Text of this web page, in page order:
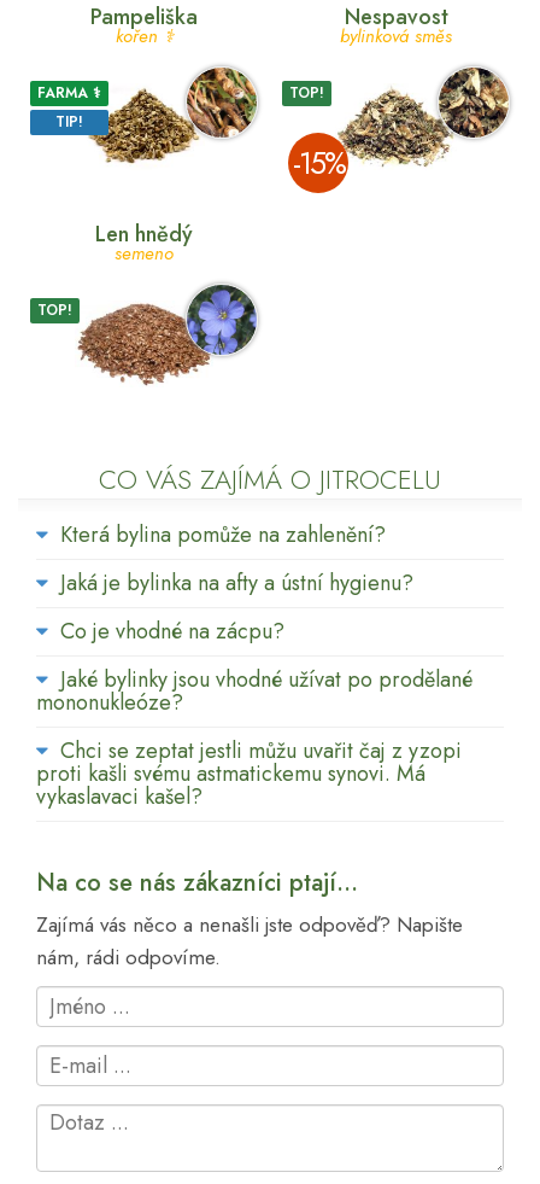
Pampeliška
kořen ⚕
FARMA ⚕
TIP!
Nespavost
bylinková směs
TOP!
­-15%
Len hnědý
semeno
TOP!
CO VÁS ZAJÍMÁ O JITROCELU
Která bylina pomůže na zahlenění?
Jaká je bylinka na afty a ústní hygienu?
Co je vhodné na zácpu?
Jaké bylinky jsou vhodné užívat po prodělané
mononukleóze?
Chci se zeptat jestli můžu uvařit čaj z yzopi
proti kašli svému astmatickemu synovi. Má
vykaslavaci kašel?
Na co se nás zákazníci ptají...
Zajímá vás něco a nenašli jste odpověď? Napište
nám, rádi odpovíme.